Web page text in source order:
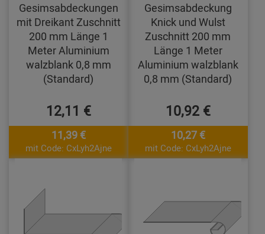
Gesimsabdeckungen
mit Dreikant Zuschnitt
200 mm Länge 1
Meter Aluminium
walzblank 0,8 mm
(Standard)
12,11 €
11,39 €
mit Code: CxLyh2Ajne
Gesimsabdeckung
Knick und Wulst
Zuschnitt 200 mm
Länge 1 Meter
Aluminium walzblank
0,8 mm (Standard)
10,92 €
10,27 €
mit Code: CxLyh2Ajne